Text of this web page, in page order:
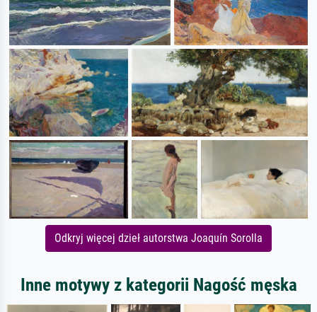
Odkryj więcej dzieł autorstwa Joaquín Sorolla
Inne motywy z kategorii Nagość męska